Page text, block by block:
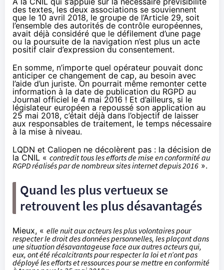
des textes, les deux associations se souviennent
que le 10 avril 2018, le groupe de l’Article 29, soit
l’ensemble des autorités de contrôle européennes,
avait déjà considéré que le défilement d’une page
ou la poursuite de la navigation n’est plus un acte
positif clair d’expression du consentement.
En somme, n’importe quel opérateur pouvait donc
anticiper ce changement de cap, au besoin avec
l’aide d’un juriste. On pourrait même remonter cette
information à la date de publication du RGPD au
Journal officiel le 4 mai 2016 ! Et d’ailleurs, si le
législateur européen a repoussé son application au
25 mai 2018, c’était déjà dans l’objectif de laisser
aux responsables de traitement, le temps nécessaire
à la mise à niveau.
LQDN et Caliopen ne décolèrent pas : la décision de
la CNIL « contredit tous les efforts de mise en conformité au
RGPD réalisés par de nombreux sites internet depuis 2016 ».
Quand les plus vertueux se
retrouvent les plus désavantagés
Mieux, « elle nuit aux acteurs les plus volontaires pour
respecter le droit des données personnelles, les plaçant dans
une situation désavantageuse face aux autres acteurs qui,
eux, ont été récalcitrants pour respecter la loi et n’ont pas
déployé les efforts et ressources pour se mettre en conformité